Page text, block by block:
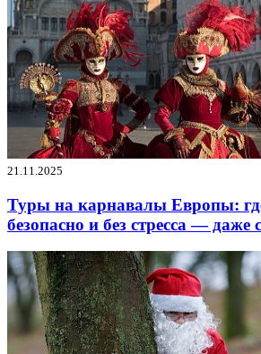
21.11.2025
Туры на карнавалы Европы:
безопасно и без стресса — даже